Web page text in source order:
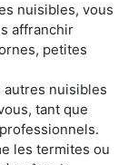
nuisibles, vous
affranchir
petites
nuisibles
tant que
les termites ou